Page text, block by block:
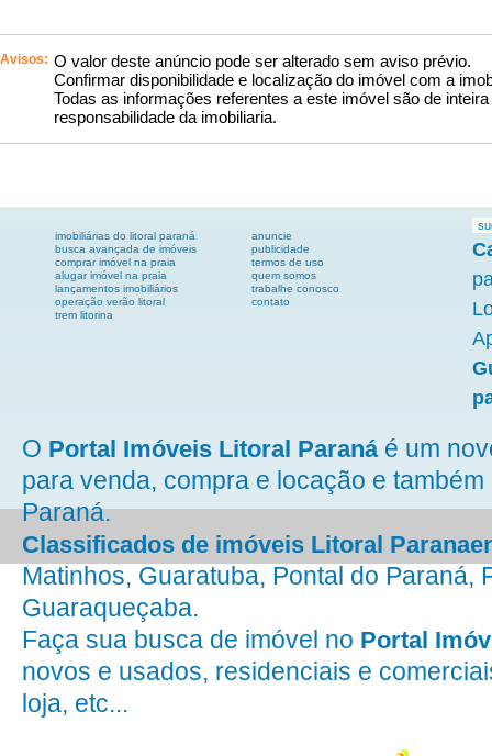
Avisos: O valor deste anúncio pode ser alterado sem aviso prévio.
Confirmar disponibilidade e localização do imóvel com a
Todas as informações referentes a este imóvel são de inteira
responsabilidade da imobiliaria.
imobiliárias do litoral paraná
busca avançada de imóveis
comprar imóvel na praia
alugar imóvel na praia
lançamentos imobiliários
operação verão litoral
trem litorina
anuncie
publicidade
termos de uso
quem somos
trabalhe conosco
contato
O Portal Imóveis Litoral Paranáé um
para venda, compra e locação e
Paraná.
Classificados de imóveis Litoral
Matinhos, Guaratuba, Pontal do Paraná,
Guaraqueçaba.
Faça sua busca de imóvel no Portal
novos e usados, residenciais e
loja, etc...